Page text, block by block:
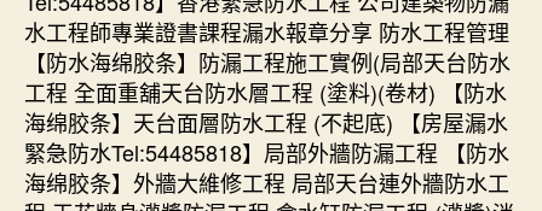
水工程師專業證書課程漏水報章分享 防水工程管理
【防水海绵胶条】防漏工程施工實例(局部天台防水
工程 全面重舖天台防水層工程 (塗料)(卷材) 【防水
海绵胶条】天台面層防水工程 (不起底) 【房屋漏水
緊急防水Tel:54485818】局部外牆防漏工程 【防水
海绵胶条】外牆大維修工程 局部天台連外牆防水工